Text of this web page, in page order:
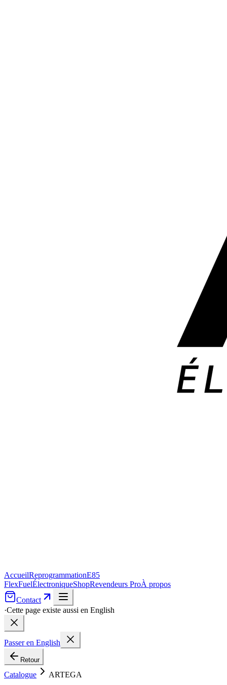
AccueilReprogrammationE85
FlexFuelÉlectroniqueShopRevendeurs ProÀ propos
Contact
·Cette page existe aussi en English
Passer en English
Retour
Catalogue ARTEGA